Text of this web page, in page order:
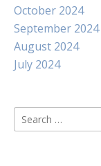
October 2024
September 2024
August 2024
July 2024
Search
for: